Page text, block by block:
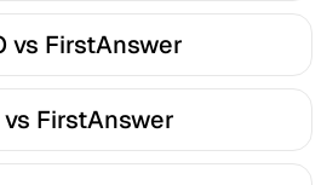
vs FirstAnswer
FirstAnswer